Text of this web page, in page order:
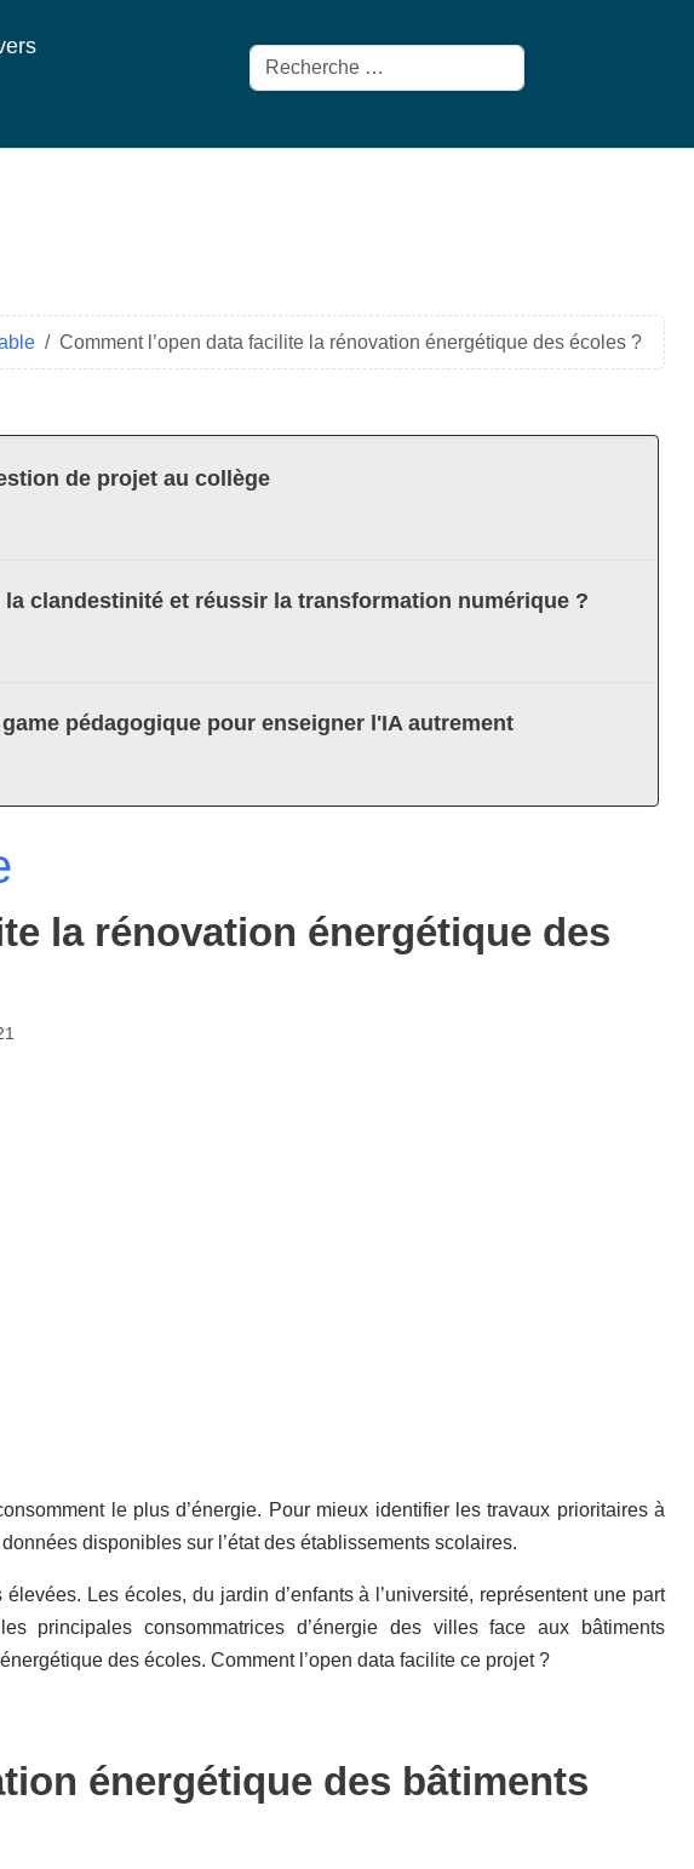
Rechercher
Comment l’open data facilite la rénovation énergétique des écoles ?
de projet au collège
clandestinité et réussir la transformation numérique ?
pédagogique pour enseigner l'IA autrement
la rénovation énergétique des
le plus d’énergie. Pour mieux identifier les travaux prioritaires à
disponibles sur l’état des établissements scolaires.
Les écoles, du jardin d’enfants à l’université, représentent une part
principales consommatrices d’énergie des villes face aux bâtiments
des écoles. Comment l’open data facilite ce projet ?
énergétique des bâtiments